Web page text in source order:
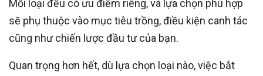
Mỗi loại đều có ưu điểm riêng, và lựa chọn phù hợp
sẽ phụ thuộc vào mục tiêu trồng, điều kiện canh tác
cũng như chiến lược đầu tư của bạn.
Quan trọng hơn hết, dù lựa chọn loại nào, việc bắt